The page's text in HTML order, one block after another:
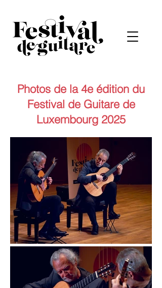
Photos de la 4e édition du
Festival de Guitare de
Luxembourg 2025